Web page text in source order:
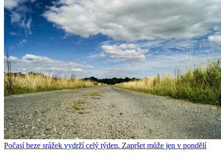
Počasí beze srážek vydrží celý týden. Zapršet může jen v pondělí